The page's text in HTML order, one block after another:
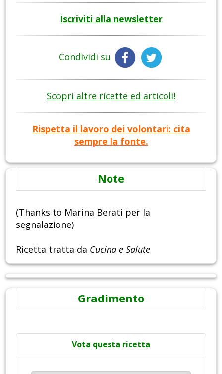
Iscriviti alla newsletter
Condividi su
Scopri altre ricette ed articoli!
Rispetta il lavoro dei volontari: cita
sempre la fonte.
Note
(Thanks to Marina Berati per la
segnalazione)
Ricetta tratta da Cucina e Salute
Gradimento
Vota questa ricetta